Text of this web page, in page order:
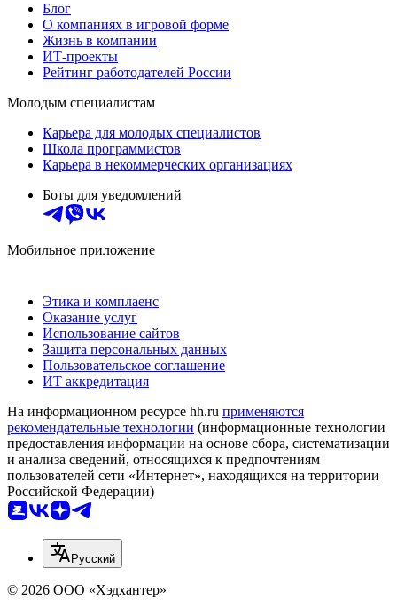
Блог
О компаниях в игровой форме
Жизнь в компании
ИТ-проекты
Рейтинг работодателей России
Молодым специалистам
Карьера для молодых специалистов
Школа программистов
Карьера в некоммерческих организациях
Боты для уведомлений
Мобильное приложение
Этика и комплаенс
Оказание услуг
Использование сайтов
Защита персональных данных
Пользовательское соглашение
ИТ аккредитация
На информационном ресурсе hh.ru применяются
рекомендательные технологии (информационные технологии
предоставления информации на основе сбора, систематизации
и анализа сведений, относящихся к предпочтениям
пользователей сети «Интернет», находящихся на территории
Российской Федерации)
Русский
© 2026 ООО «Хэдхантер»